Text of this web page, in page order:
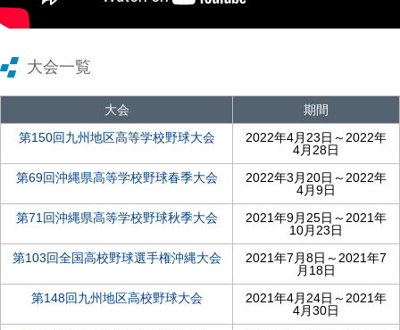
大会一覧
大会
期間
第150回九州地区高等学校野球大会
2022年4月23日～2022年
4月28日
第69回沖縄県高等学校野球春季大会
2022年3月20日～2022年
4月9日
第71回沖縄県高等学校野球秋季大会
2021年9月25日～2021年
10月23日
第103回全国高校野球選手権沖縄大会
2021年7月8日～2021年7
月18日
第148回九州地区高校野球大会
2021年4月24日～2021年
4月30日